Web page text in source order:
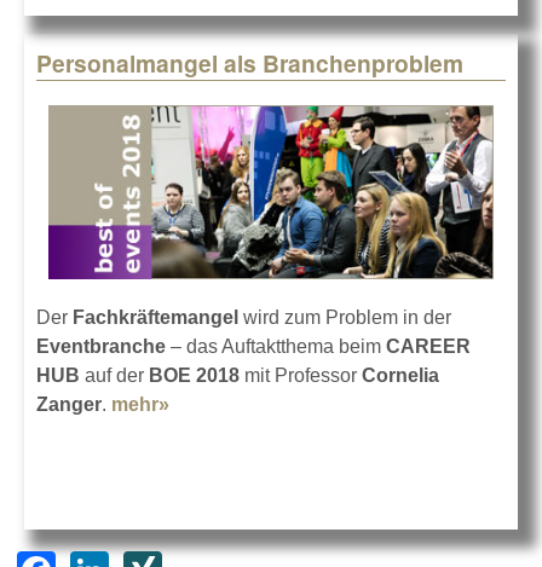
Personalmangel als Branchenproblem
Der Fachkräftemangel wird zum Problem in der
Eventbranche – das Auftaktthema beim CAREER
HUB auf der BOE 2018 mit Professor Cornelia
Zanger. mehr»